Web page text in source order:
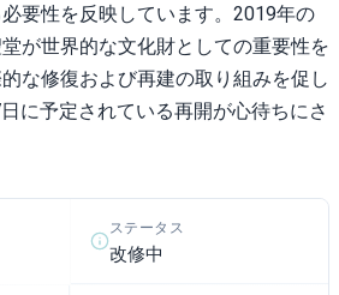
要性を反映しています。2019年の
が世界的な文化財としての重要性を
な修復および再建の取り組みを促し
に予定されている再開が心待ちにさ
ステータス
改修中